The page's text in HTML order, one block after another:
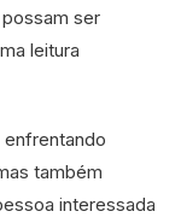
ser
leitura
também
interessada